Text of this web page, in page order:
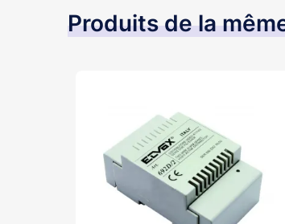
Produits de la